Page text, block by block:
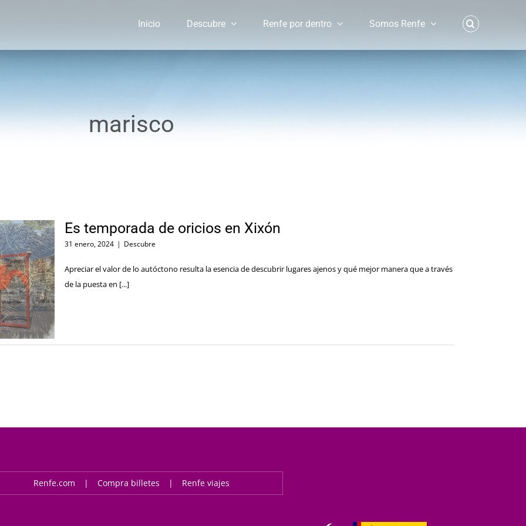
Inicio Descubre Renfe por dentro Somos Renfe
marisco
Es temporada de oricios en Xixón
31 enero, 2024 | Descubre
Apreciar el valor de lo autóctono resulta la esencia de descubrir lugares ajenos y qué mejor manera que a través
de la puesta en [...]
Renfe.com Compra billetes Renfe viajes